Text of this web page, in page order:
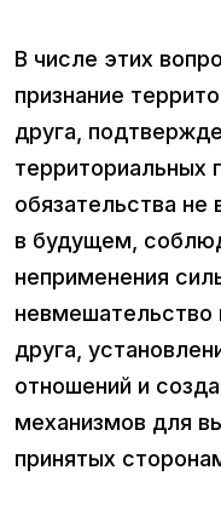
В числе этих
признание
друга,
территориальных
обязательства не
в будущем,
неприменения
невмешательство
друга,
отношений и
механизмов для
принятых